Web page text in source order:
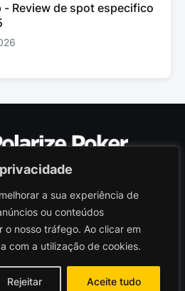
a sua experiência de
ou conteúdos
o nosso tráfego. Ao clicar em
com a utilização de cookies.
Rejeitar Aceite tudo
- Review de spot especifico
Limited, Malta
registada sob n.º C103402
- Polarize Poker
Utilização